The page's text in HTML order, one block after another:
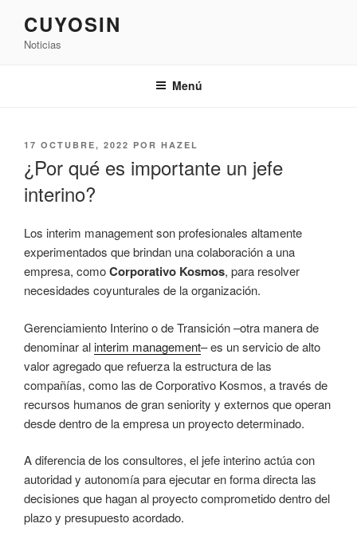
contenido
CUYOSIN
Noticias
Menú
PUBLICADO
17 OCTUBRE, 2022 POR HAZEL
¿Por qué es importante un jefe
interino?
Los interim management son profesionales altamente
experimentados que brindan una colaboración a una
empresa, comoCorporativo Kosmos, para resolver
necesidades coyunturales de la organización.
Gerenciamiento Interino o de Transición –otra manera de
denominar alinterim management– es un servicio de alto
valor agregado que refuerza la estructura de las
compañías, como las de Corporativo Kosmos, a través de
recursos humanos de gran seniority y externos que operan
desde dentro de la empresa un proyecto determinado.
A diferencia de los consultores, el jefe interino actúa con
autoridad y autonomía para ejecutar en forma directa las
decisiones que hagan al proyecto comprometido dentro del
plazo y presupuesto acordado.